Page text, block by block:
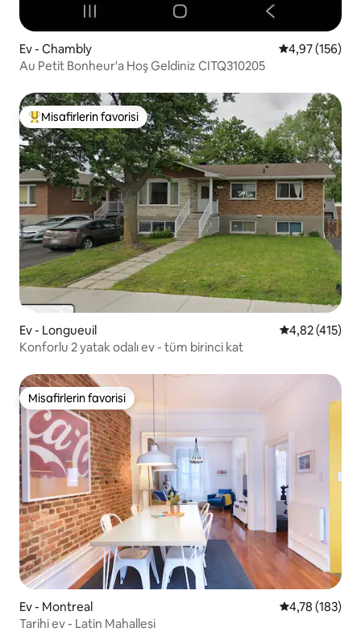
Ev - Chambly 5 üzerinden
4,97 (156)
Au Petit Bonheur'a Hoş Geldiniz CITQ310205
Misafirlerin favorilerinden en beğenilenler arasında
Misafirlerin favorisi
Ev - Longueuil 5 üzerinden
4,82 (415)
Konforlu 2 yatak odalı ev - tüm birinci kat
Misafirlerin favorisi
Misafirlerin favorisi
Ev - Montreal 5 üzerinden
4,78 (183)
Tarihi ev - Latin Mahallesi